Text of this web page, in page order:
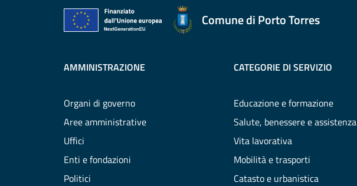
Comune di Porto Torres
AMMINISTRAZIONE
Organi di governo
Aree amministrative
Uffici
Enti e fondazioni
Politici
CATEGORIE DI SERVIZIO
Educazione e formazione
Salute, benessere e assistenza
Vita lavorativa
Mobilità e trasporti
Catasto e urbanistica